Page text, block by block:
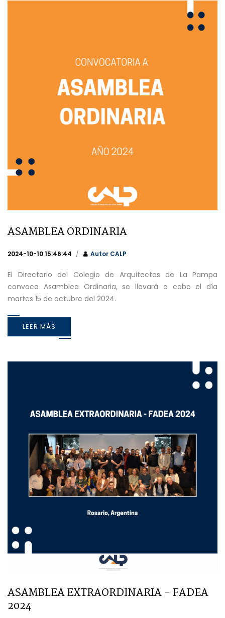
ASAMBLEA ORDINARIA
2024-10-10 15:46:44 Autor CALP
El Directorio del Colegio de Arquitectos de La Pampa
convoca Asamblea Ordinaria, se llevará a cabo el día
martes 15 de octubre del 2024.
LEER MÁS
ASAMBLEA EXTRAORDINARIA - FADEA
2024